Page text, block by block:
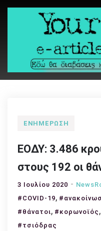
Skip
Your e-
Εδώ θα διαβάσεις
ΕΝΗΜΈΡΩΣΗ
ΕΟΔΥ: 3.486
στους 192 οι
3 Ιουλίου 2020
#COVID-19,
#θάνατοι, #κορωνοϊός ,
#τσιόδρας